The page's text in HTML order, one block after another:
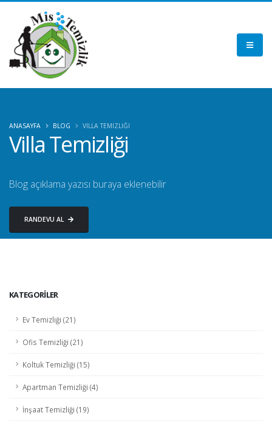
ANASAYFA BLOG VILLA TEMIZLIĞI
Villa Temizliği
Blog açıklama yazısı buraya eklenebilir
RANDEVU AL
KATEGORİLER
Ev Temizliği (21)
Ofis Temizliği (21)
Koltuk Temizliği (15)
Apartman Temizliği (4)
İnşaat Temizliği (19)